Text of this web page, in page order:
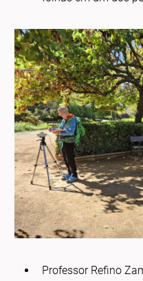
Professor Refino